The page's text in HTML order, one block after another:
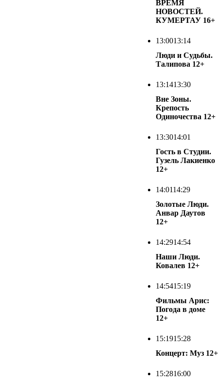
ВРЕМЯ
НОВОСТЕЙ.
КУМЕРТАУ 16+
13:0013:14
Люди и Судьбы.
Талипова 12+
13:1413:30
Вне Зоны.
Крепость
Одиночества 12+
13:3014:01
Гость в Студии.
Гузель Лакиенко
12+
14:0114:29
Золотые Люди.
Анвар Даутов
12+
14:2914:54
Наши Люди.
Ковалев 12+
14:5415:19
Фильмы Арис:
Погода в доме
12+
15:1915:28
Концерт: Муз 12+
15:2816:00